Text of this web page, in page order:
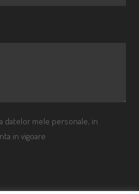
datelor mele personale, in
in vigoare